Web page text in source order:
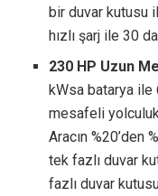
bir duvar kutusu
hızlı şarj ile 30
230 HP Uzun
kWsa batarya
mesafeli
Aracın %20’den
tek fazlı duvar
fazlı duvar